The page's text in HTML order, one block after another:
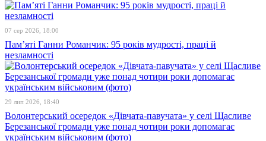
07 сер 2026, 18:00
Пам’яті Ганни Романчик: 95 років мудрості, праці й
незламності
29 лип 2026, 18:40
Волонтерський осередок «Дівчата-павучата» у селі Щасливе
Березанської громади уже понад чотири роки допомагає
українським військовим (фото)